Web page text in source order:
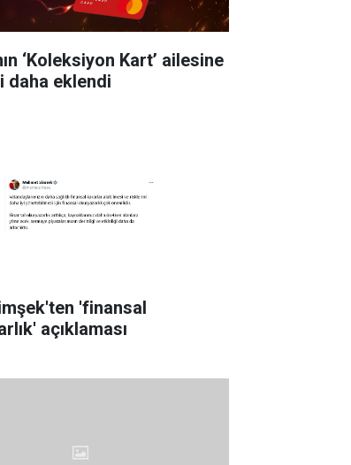
‘Koleksiyon Kart’ ailesine
daha eklendi
'finansal
açıklaması